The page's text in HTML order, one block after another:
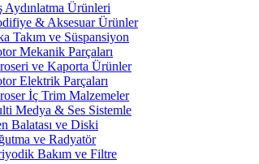
Aydınlatma Ürünleri
& Aksesuar Ürünler
Takım ve Süspansiyon
Mekanik Parçaları
ve Kaporta Ürünler
Elektrik Parçaları
İç Trim Malzemeler
Medya & Ses Sistemle
Balatası ve Diski
ve Radyatör
Bakım ve Filtre